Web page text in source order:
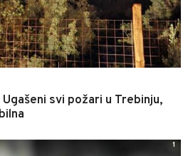
svi požari u Trebinju,
1